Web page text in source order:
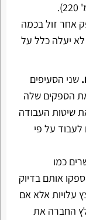
אחר זול בכמה
יעלה כלל על
שני הסעיפים
הספקים שלה
שיטות העבודה
על פי
כמו
אותם בדיוק
עלויות אלא אם
החברה את